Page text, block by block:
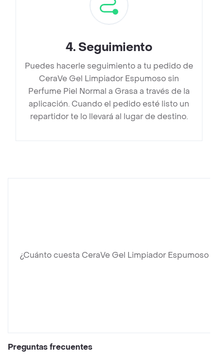
4. Seguimiento
Puedes hacerle seguimiento a tu pedido de
CeraVe Gel Limpiador Espumoso sin
Perfume Piel Normal a Grasa a través de la
aplicación. Cuando el pedido esté listo un
repartidor te lo llevará al lugar de destino.
¿Cuánto cuesta CeraVe Gel Limpiador Espumoso
Preguntas frecuentes